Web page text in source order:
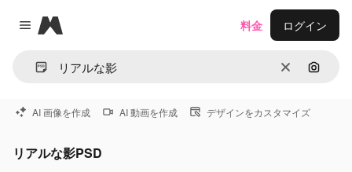
Close menu
Magnific
消去 画像で
料金 ログイン
AI 画像を作成 AI 動画を作成 デザインをカスタマイズ
リアルな影PSD